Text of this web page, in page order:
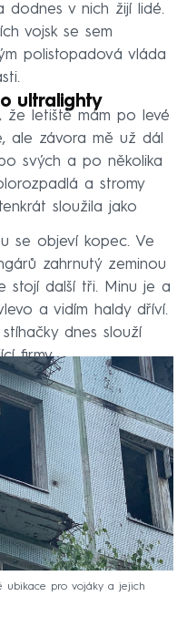
dodnes v nich žijí lidé.
vojsk se sem
polistopadová vláda
ultralighty
že letiště mám po levé
ale závora mě už dál
svých a po několika
a stromy
sloužila jako
se objeví kopec. Ve
zahrnutý zeminou
stojí další tři. Minu je a
a vidím haldy dříví.
dnes slouží
firmy.
ubikace pro vojáky a jejich